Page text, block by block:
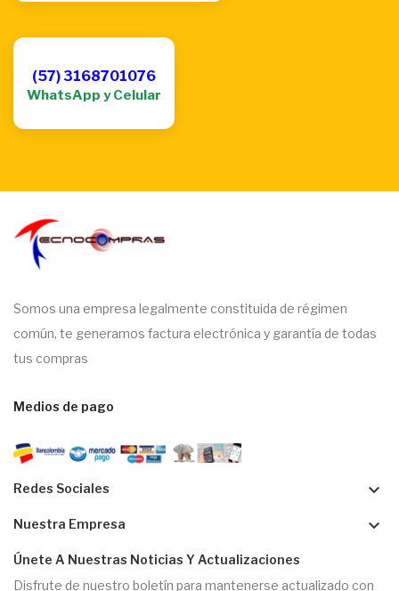
(57) 3168701076
WhatsApp y Celular
Somos una empresa legalmente constituida de régimen
común, te generamos factura electrónica y garantía de todas
tus compras
Medios de pago
Redes Sociales keyboard_arrow_down
Nuestra Empresa keyboard_arrow_down
Únete A Nuestras Noticias Y Actualizaciones
Disfrute de nuestro boletín para mantenerse actualizado con